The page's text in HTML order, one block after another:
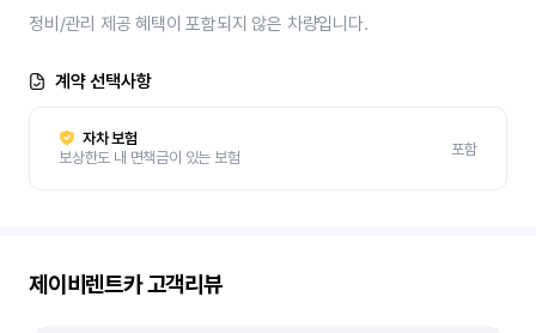
정비/관리 제공 혜택이 포함되지 않은 차량입니다.
계약 선택사항
자차 보험
보상한도 내 면책금이 있는 보험
포함
제이비렌트카고객리뷰